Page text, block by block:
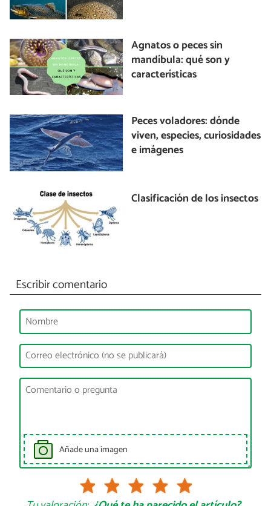
Agnatos o peces sin
mandíbula: qué son y
características
Peces voladores: dónde
viven, especies, curiosidades
e imágenes
Clasificación de los insectos
Escribir comentario
Añade una imagen